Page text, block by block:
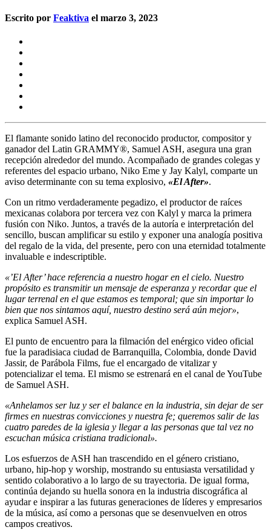
Escrito por Feaktiva el marzo 3, 2023
El flamante sonido latino del reconocido productor, compositor y
ganador del Latin GRAMMY®, Samuel ASH, asegura una gran
recepción alrededor del mundo. Acompañado de grandes colegas y
referentes del espacio urbano, Niko Eme y Jay Kalyl, comparte un
aviso determinante con su tema explosivo, «El After».
Con un ritmo verdaderamente pegadizo, el productor de raíces
mexicanas colabora por tercera vez con Kalyl y marca la primera
fusión con Niko. Juntos, a través de la autoría e interpretación del
sencillo, buscan amplificar su estilo y exponer una analogía positiva
del regalo de la vida, del presente, pero con una eternidad totalmente
invaluable e indescriptible.
«’El After’ hace referencia a nuestro hogar en el cielo. Nuestro
propósito es transmitir un mensaje de esperanza y recordar que el
lugar terrenal en el que estamos es temporal; que sin importar lo
bien que nos sintamos aquí, nuestro destino será aún mejor»,
explica Samuel ASH.
El punto de encuentro para la filmación del enérgico video oficial
fue la paradisiaca ciudad de Barranquilla, Colombia, donde David
Jassir, de Parábola Films, fue el encargado de vitalizar y
potencializar el tema. El mismo se estrenará en el canal de YouTube
de Samuel ASH.
«Anhelamos ser luz y ser el balance en la industria, sin dejar de ser
firmes en nuestras convicciones y nuestra fe; queremos salir de las
cuatro paredes de la iglesia y llegar a las personas que tal vez no
escuchan música cristiana tradicional».
Los esfuerzos de ASH han trascendido en el género cristiano,
urbano, hip-hop y worship, mostrando su entusiasta versatilidad y
sentido colaborativo a lo largo de su trayectoria. De igual forma,
continúa dejando su huella sonora en la industria discográfica al
ayudar e inspirar a las futuras generaciones de líderes y empresarios
de la música, así como a personas que se desenvuelven en otros
campos creativos.